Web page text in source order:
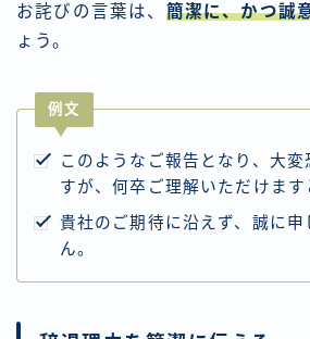
お詫びの言葉は、 簡潔に、かつ誠
ょう。
例文
このようなご報告となり、大
すが、何卒ご理解いただけます
貴社のご期待に沿えず、誠に申
ん。